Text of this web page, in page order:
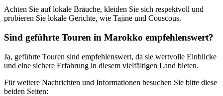
Achten Sie auf lokale Bräuche, kleiden Sie sich respektvoll und
probieren Sie lokale Gerichte, wie Tajine und Couscous.
Sind geführte Touren in Marokko empfehlenswert?
Ja, geführte Touren sind empfehlenswert, da sie wertvolle Einblicke
und eine sichere Erfahrung in diesem vielfältigen Land bieten.
Für weitere Nachrichten und Informationen besuchen Sie bitte diese
beiden Seiten: